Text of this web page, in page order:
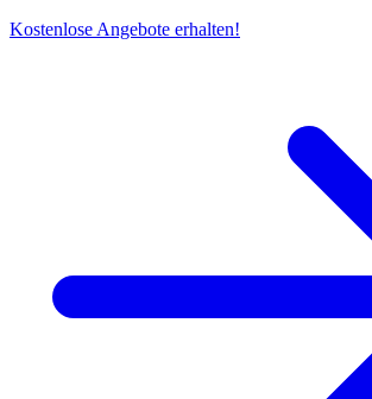
Kostenlose Angebote erhalten!